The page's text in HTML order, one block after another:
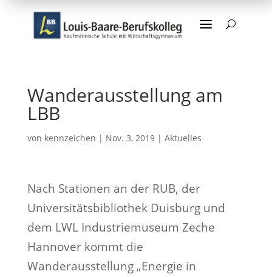
a U
Wanderausstellung am
LBB
von kennzeichen | Nov. 3, 2019| Aktuelles
Nach Stationen an der RUB, der
Universitätsbibliothek Duisburg und
dem LWL Industriemuseum Zeche
Hannover kommt die
Wanderausstellung „Energie in